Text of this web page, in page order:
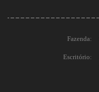
Fazenda:
Escritório: